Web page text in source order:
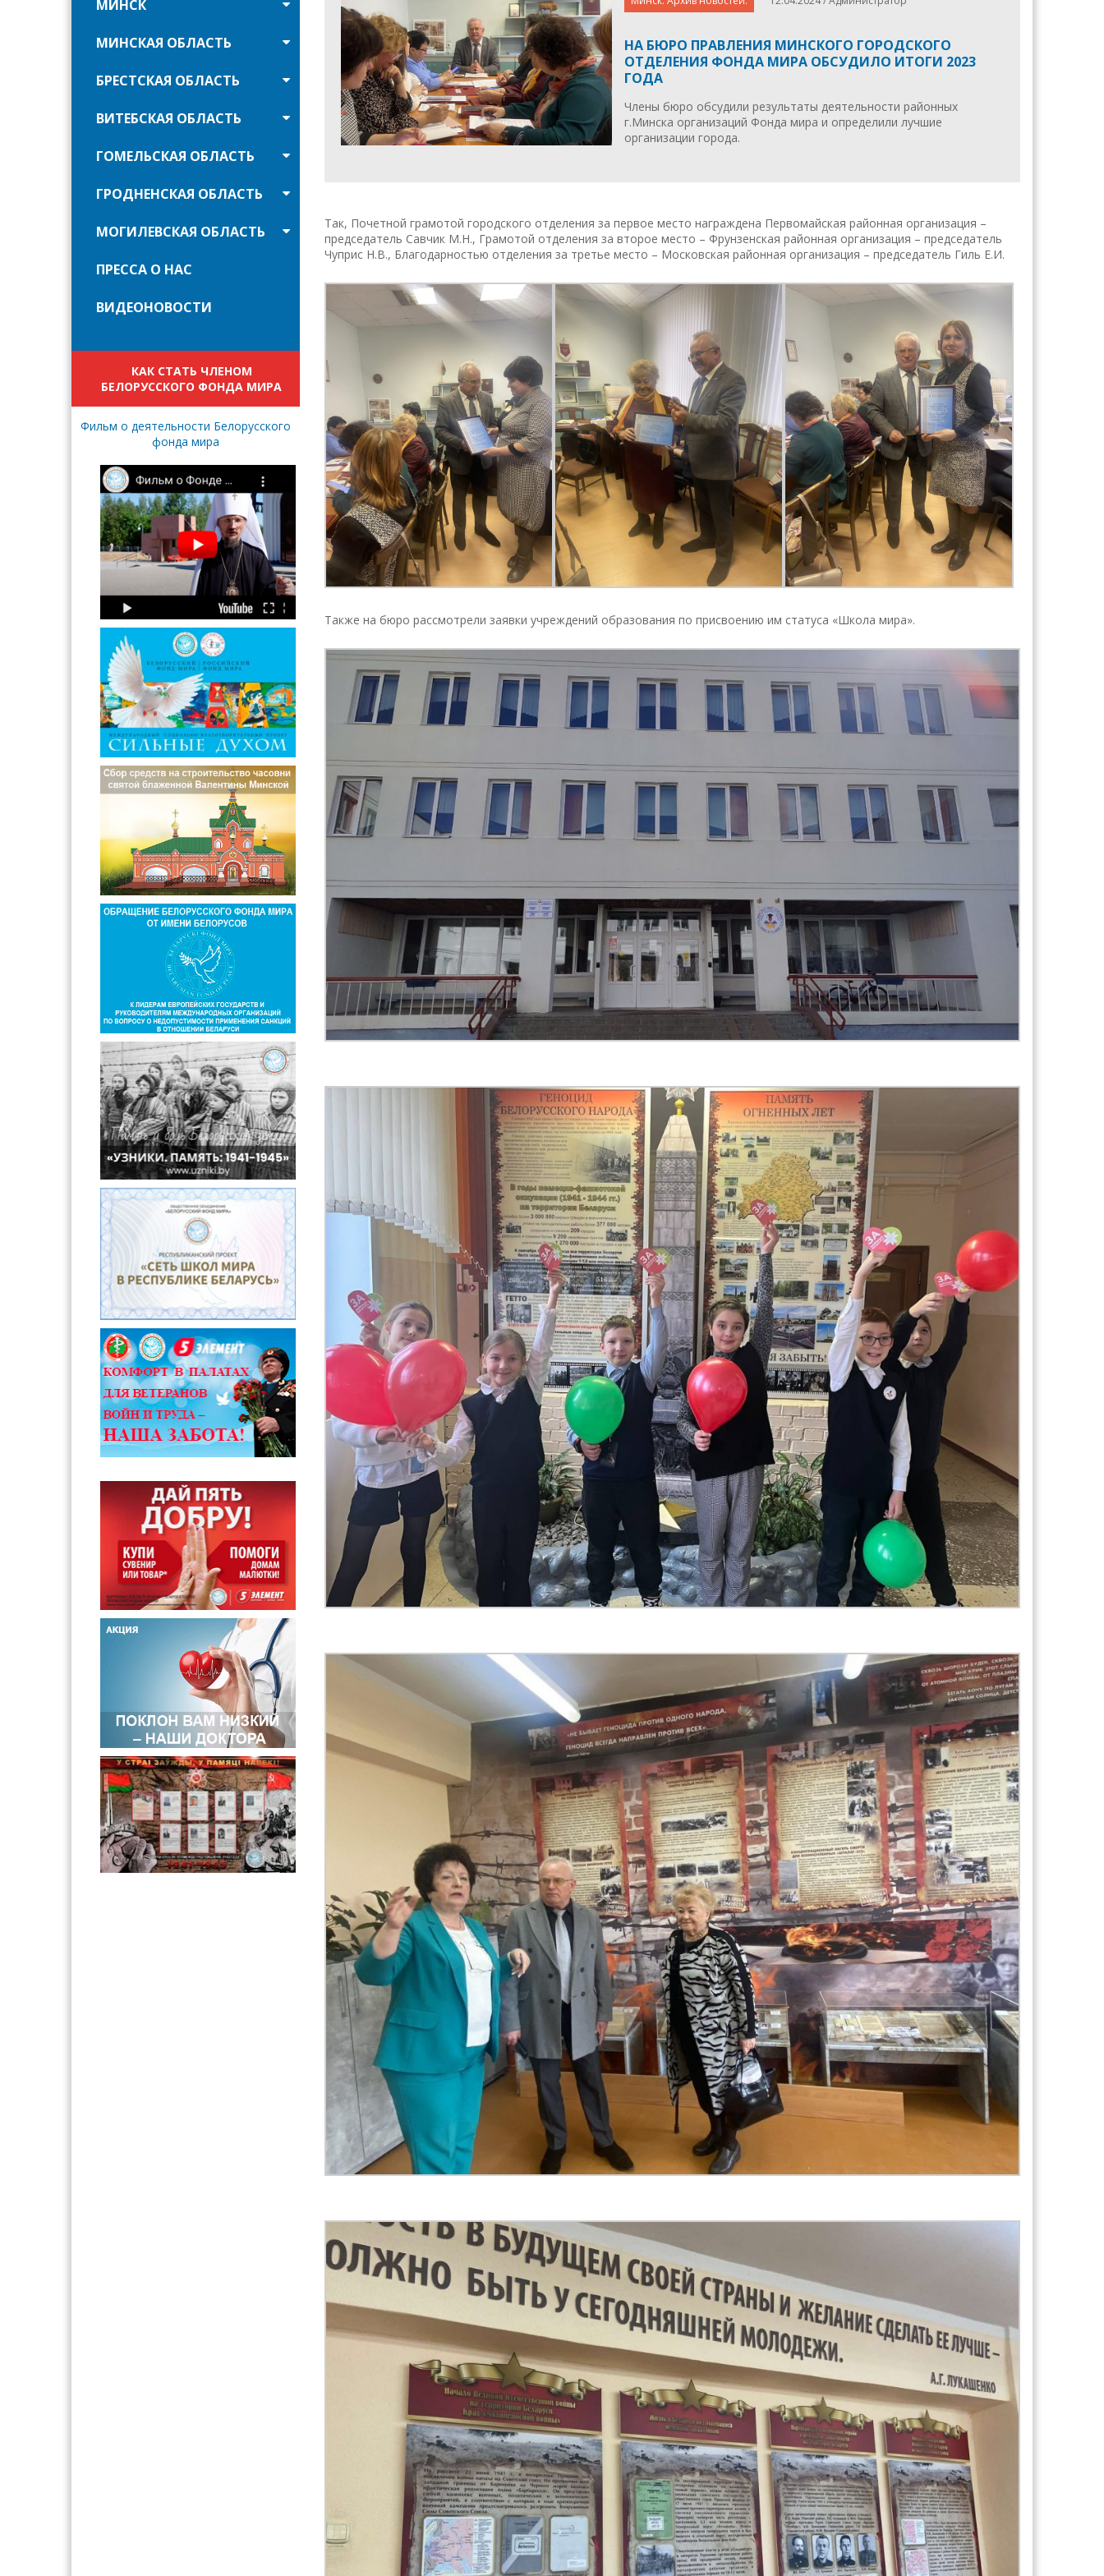
МИНСК
МИНСКАЯ ОБЛАСТЬ
БРЕСТСКАЯ ОБЛАСТЬ
ВИТЕБСКАЯ ОБЛАСТЬ
ГОМЕЛЬСКАЯ ОБЛАСТЬ
ГРОДНЕНСКАЯ ОБЛАСТЬ
МОГИЛЕВСКАЯ ОБЛАСТЬ
ПРЕССА О НАС
ВИДЕОНОВОСТИ
КАК СТАТЬ ЧЛЕНОМ
БЕЛОРУССКОГО ФОНДА МИРА
Фильм о деятельности Белорусского
фонда мира
НА БЮРО ПРАВЛЕНИЯ МИНСКОГО ГОРОДСКОГО
ОТДЕЛЕНИЯ ФОНДА МИРА ОБСУДИЛО ИТОГИ 2023
ГОДА
Члены бюро обсудили результаты деятельности районных
г.Минска организаций Фонда мира и определили лучшие
организации города.
Так, Почетной грамотой городского отделения за первое место награждена Первомайская районная организация –
председатель Савчик М.Н., Грамотой отделения за второе место – Фрунзенская районная организация – председатель
Чуприс Н.В., Благодарностью отделения за третье место – Московская районная организация – председатель Гиль Е.И.
Также на бюро рассмотрели заявки учреждений образования по присвоению им статуса «Школа мира».